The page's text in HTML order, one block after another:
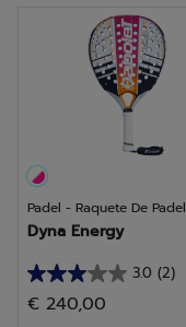
análises
Padel - Raquete De Padel
Dyna Energy
3.0 (2)
3.0
em
€ 240,00